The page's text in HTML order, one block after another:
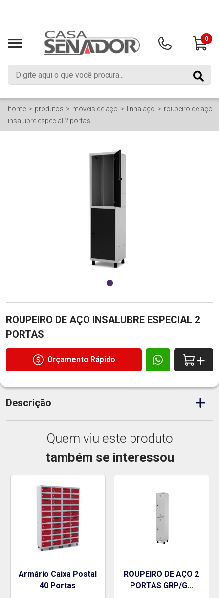
0
home produtos móveis de aço linha aço
roupeiro de aço
insalubre especial 2 portas
ROUPEIRO DE AÇO INSALUBRE ESPECIAL 2
PORTAS
Orçamento Rápido
Descrição
Quem viu este produto
também se interessou
Armário Caixa Postal
40 Portas
ROUPEIRO DE AÇO 2
PORTAS GRP/G...